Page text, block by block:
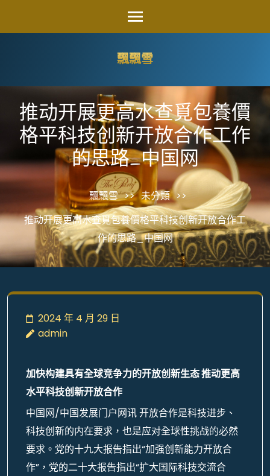
飄飄雪
推动开展更高水查覓包養價
格平科技创新开放合作工作
的思路_中国网
飄飄雪 >> 未分類 >>
推动开展更高水查覓包養價格平科技创新开放合作工
作的思路_中国网
2024 年 4 月 29 日
admin
加快构建具有全球竞争力的开放创新生态 推动更高
水平科技创新开放合作
中国网/中国发展门户网讯 开放合作是科技进步、
科技创新的内在要求，也是应对全球性挑战的必然
要求。党的十九大报告指出“加强创新能力开放合
作”，党的二十大报告指出“扩大国际科技交流合